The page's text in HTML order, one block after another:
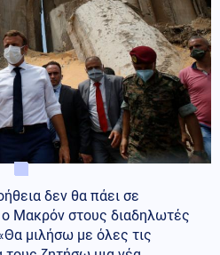
δεν θα πάει σε
ο Μακρόν στους διαδηλωτές
μιλήσω με όλες τις